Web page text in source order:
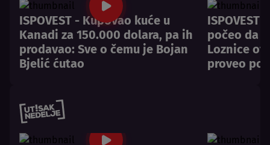
donaciju na PayPal
ucutatinecemo@gmail.com . Na isti mejl
možete poručiti DLZ merch.
ISPOVEST - Kupovao kuće u
Kanadi za 150.000 dolara, pa ih
prodavao: Sve o čemu je Bojan
Bjelić ćutao
počeo da
Loznice
proveo